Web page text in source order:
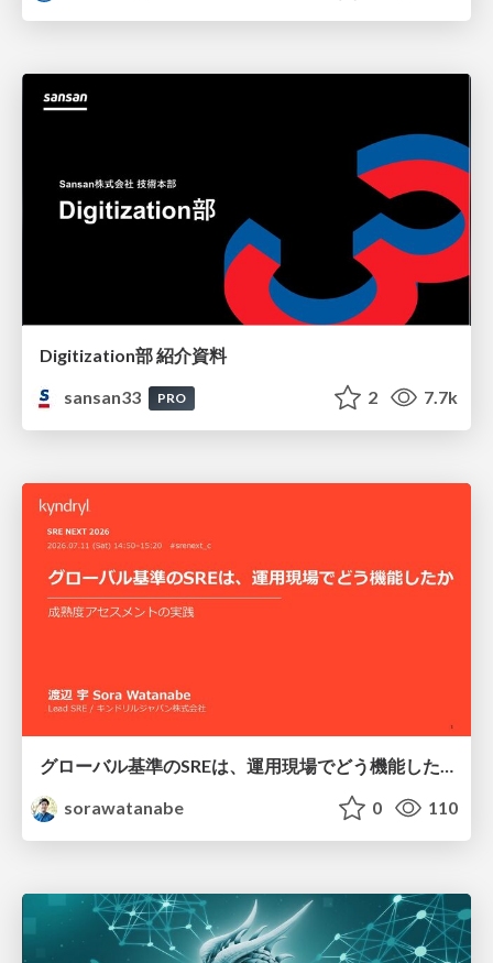
Digitization部 紹介資料
sansan33
PRO 2 7.7k
sorawatanabe
0 110